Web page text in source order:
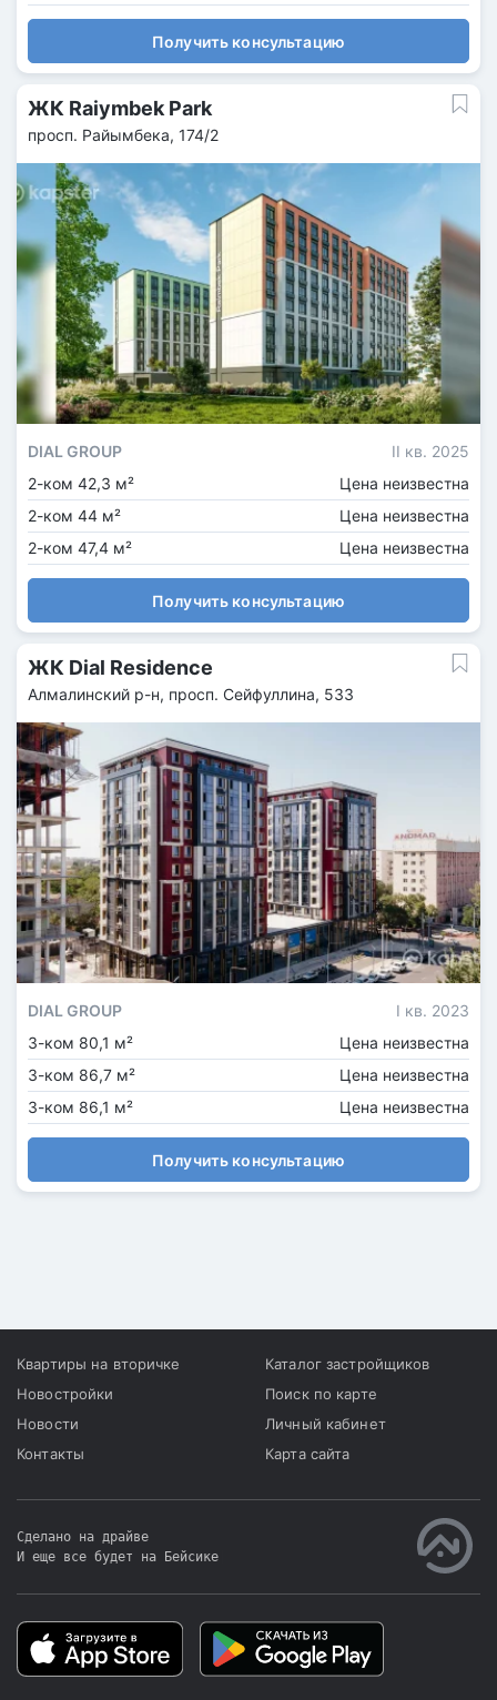
Получить консультацию
ЖК Raiymbek Park
просп. Райымбека, 174/2
DIAL GROUP
II кв. 2025
2-ком 42,3 м²
Цена неизвестна
2-ком 44 м²
Цена неизвестна
2-ком 47,4 м²
Цена неизвестна
Получить консультацию
ЖК Dial Residence
Алмалинский р-н, просп. Сейфуллина, 533
DIAL GROUP
I кв. 2023
3-ком 80,1 м²
Цена неизвестна
3-ком 86,7 м²
Цена неизвестна
3-ком 86,1 м²
Цена неизвестна
Получить консультацию
Квартиры на вторичке
Новостройки
Новости
Контакты
Каталог застройщиков
Поиск по карте
Личный кабинет
Карта сайта
Сделано на драйве
И еще все будет на Бейсике